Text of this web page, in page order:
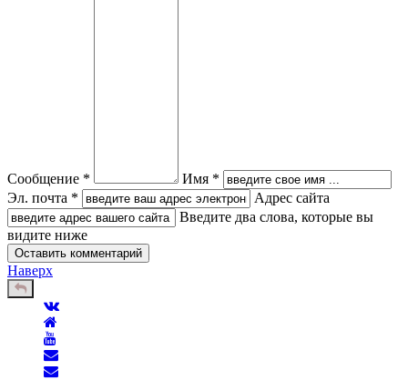
Сообщение *
Имя *
Эл. почта *
Адрес сайта
Введите два слова, которые вы
видите ниже
Наверх